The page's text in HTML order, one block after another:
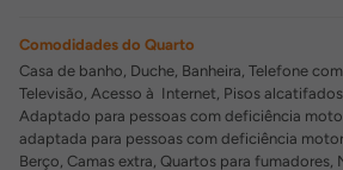
Comodidades do Quarto
Casa de banho, Duche, Banheira, Telefone
Televisão, Acesso à Internet, Pisos
Adaptado para pessoas com deficiência
adaptada para pessoas com deficiência
Berço, Camas extra, Quartos para fumadores,